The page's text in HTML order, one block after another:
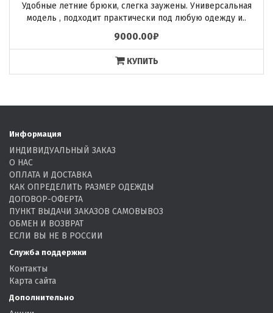
Удобные летние брюки, слегка заужены. Универсальная
модель , подходит практически под любую одежду и..
9000.00₽
КУПИТЬ
Информация
ИНДИВИДУАЛЬНЫЙ ЗАКАЗ
О НАС
ОПЛАТА И ДОСТАВКА
КАК ОПРЕДЕЛИТЬ РАЗМЕР ОДЕЖДЫ
ДОГОВОР-ОФЕРТА
ПУНКТ ВЫДАЧИ ЗАКАЗОВ САМОВЫВОЗ
ОБМЕН И ВОЗВРАТ
ЕСЛИ ВЫ НЕ В РОССИИ
Служба поддержки
Контакты
Карта сайта
Дополнительно